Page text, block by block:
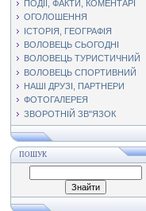
ПОДІЇ, ФАКТИ, КОМЕНТАРІ
ОГОЛОШЕННЯ
ІСТОРІЯ, ГЕОГРАФІЯ
ВОЛОВЕЦЬ СЬОГОДНІ
ВОЛОВЕЦЬ ТУРИСТИЧНИЙ
ВОЛОВЕЦЬ СПОРТИВНИЙ
НАШІ ДРУЗІ, ПАРТНЕРИ
ФОТОГАЛЕРЕЯ
ЗВОРОТНІЙ ЗВ"ЯЗОК
ПОШУК